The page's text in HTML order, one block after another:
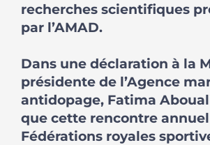
recherches scientifiques
par l’AMAD.
Dans une déclaration à la
présidente de l’Agence
antidopage, Fatima
que cette rencontre
Fédérations royales